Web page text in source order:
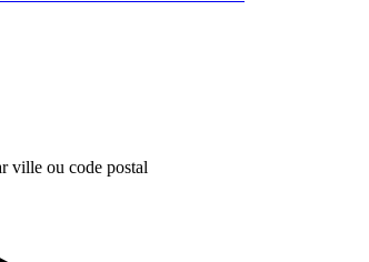
ville ou code postal